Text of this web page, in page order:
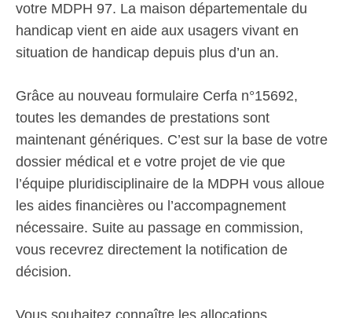
votre MDPH 97. La maison départementale du
handicap vient en aide aux usagers vivant en
situation de handicap depuis plus d’un an.
Grâce au nouveau formulaire Cerfa n°15692,
toutes les demandes de prestations sont
maintenant génériques. C’est sur la base de votre
dossier médical et e votre projet de vie que
l’équipe pluridisciplinaire de la MDPH vous alloue
les aides financières ou l’accompagnement
nécessaire. Suite au passage en commission,
vous recevrez directement la notification de
décision.
Vous souhaitez connaître les allocations